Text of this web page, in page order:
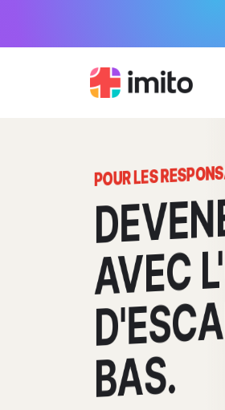
POUR LES
AVEC
BAS.